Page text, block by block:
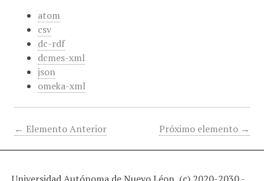
atom
csv
dc-rdf
dcmes-xml
json
omeka-xml
← Elemento Anterior Próximo elemento →